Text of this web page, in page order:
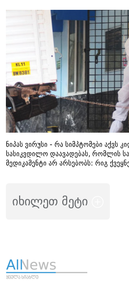
ნიპას ვირუსი - რა სიმპტომები აქვს
სასიკვდილო დაავადებას, რომლის
მედიკამენტი არ არსებობს: რიგ
იხილეთ მეტი